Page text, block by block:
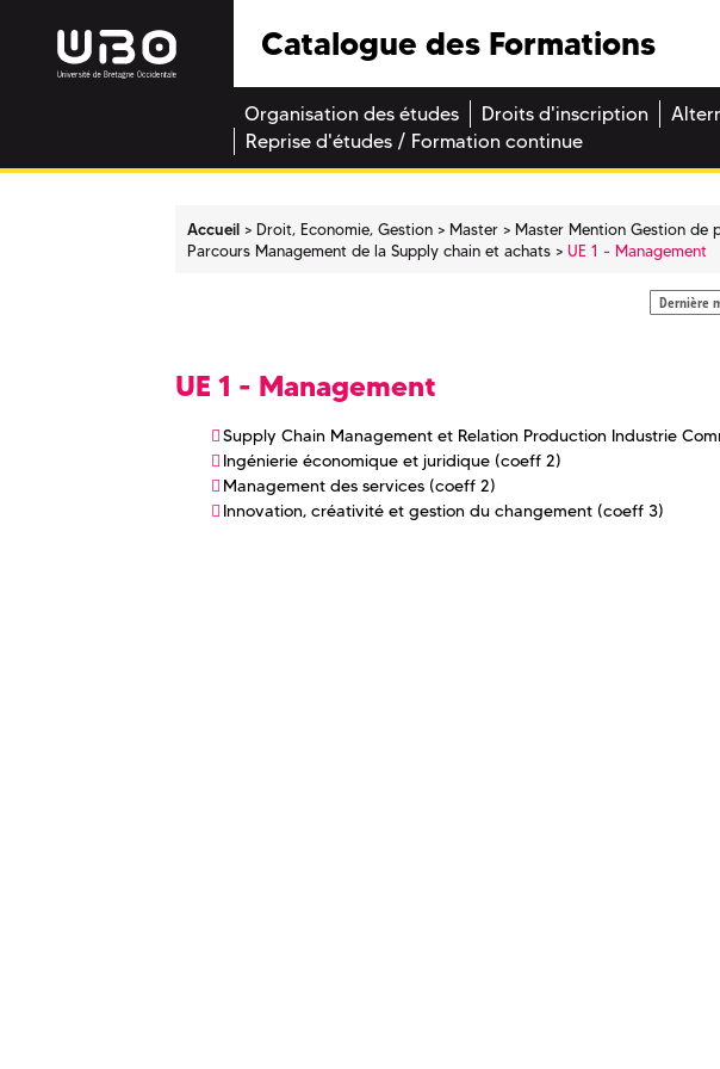
Catalogue des Formations
Organisation des études Droits d'inscription
Reprise d'études / Formation continue
Accueil Droit, Economie, Gestion Master
Master Mention Gestion de
Parcours Management de la Supply chain et achats
UE 1 - Management
Dernière
UE 1 - Management
Supply Chain Management et Relation Production Industrie
Ingénierie économique et juridique (coeff 2)
Management des services (coeff 2)
Innovation, créativité et gestion du changement (coeff 3)